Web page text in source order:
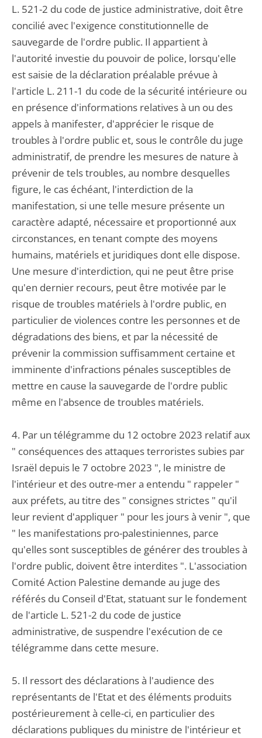
L. 521-2 du code de justice administrative, doit être
concilié avec l'exigence constitutionnelle de
sauvegarde de l'ordre public. Il appartient à
l'autorité investie du pouvoir de police, lorsqu'elle
est saisie de la déclaration préalable prévue à
l'article L. 211-1 du code de la sécurité intérieure ou
en présence d'informations relatives à un ou des
appels à manifester, d'apprécier le risque de
troubles à l'ordre public et, sous le contrôle du juge
administratif, de prendre les mesures de nature à
prévenir de tels troubles, au nombre desquelles
figure, le cas échéant, l'interdiction de la
manifestation, si une telle mesure présente un
caractère adapté, nécessaire et proportionné aux
circonstances, en tenant compte des moyens
humains, matériels et juridiques dont elle dispose.
Une mesure d'interdiction, qui ne peut être prise
qu'en dernier recours, peut être motivée par le
risque de troubles matériels à l'ordre public, en
particulier de violences contre les personnes et de
dégradations des biens, et par la nécessité de
prévenir la commission suffisamment certaine et
imminente d'infractions pénales susceptibles de
mettre en cause la sauvegarde de l'ordre public
même en l'absence de troubles matériels.
4. Par un télégramme du 12 octobre 2023 relatif aux
" conséquences des attaques terroristes subies par
Israël depuis le 7 octobre 2023 ", le ministre de
l'intérieur et des outre-mer a entendu " rappeler "
aux préfets, au titre des " consignes strictes " qu'il
leur revient d'appliquer " pour les jours à venir ", que
" les manifestations pro-palestiniennes, parce
qu'elles sont susceptibles de générer des troubles à
l'ordre public, doivent être interdites ". L'association
Comité Action Palestine demande au juge des
référés du Conseil d'Etat, statuant sur le fondement
de l'article L. 521-2 du code de justice
administrative, de suspendre l'exécution de ce
télégramme dans cette mesure.
5. Il ressort des déclarations à l'audience des
représentants de l'Etat et des éléments produits
postérieurement à celle-ci, en particulier des
déclarations publiques du ministre de l'intérieur et